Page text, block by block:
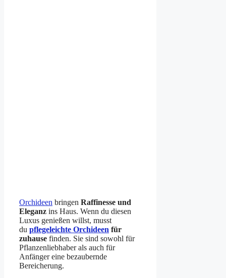
Orchideen bringen Raffinesse und
Eleganz ins Haus. Wenn du diesen
Luxus genießen willst, musst
du pflegeleichte Orchideen für
zuhause finden. Sie sind sowohl für
Pflanzenliebhaber als auch für
Anfänger eine bezaubernde
Bereicherung.